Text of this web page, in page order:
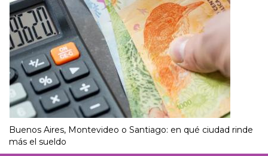
Buenos Aires, Montevideo o Santiago: en qué ciudad rinde
más el sueldo